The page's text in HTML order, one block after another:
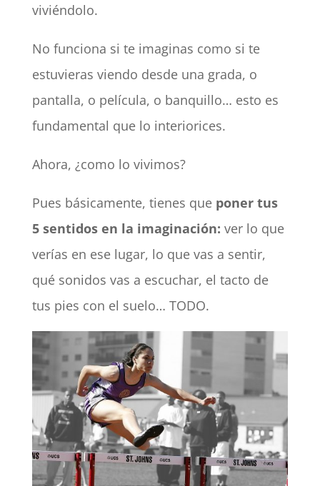
viviéndolo.
No funciona si te imaginas como si te
estuvieras viendo desde una grada, o
pantalla, o película, o banquillo… esto es
fundamental que lo interiorices.
Ahora, ¿como lo vivimos?
Pues básicamente, tienes que poner tus
5 sentidos en la imaginación: ver lo que
verías en ese lugar, lo que vas a sentir,
qué sonidos vas a escuchar, el tacto de
tus pies con el suelo… TODO.